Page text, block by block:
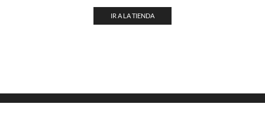
IR A LA TIENDA